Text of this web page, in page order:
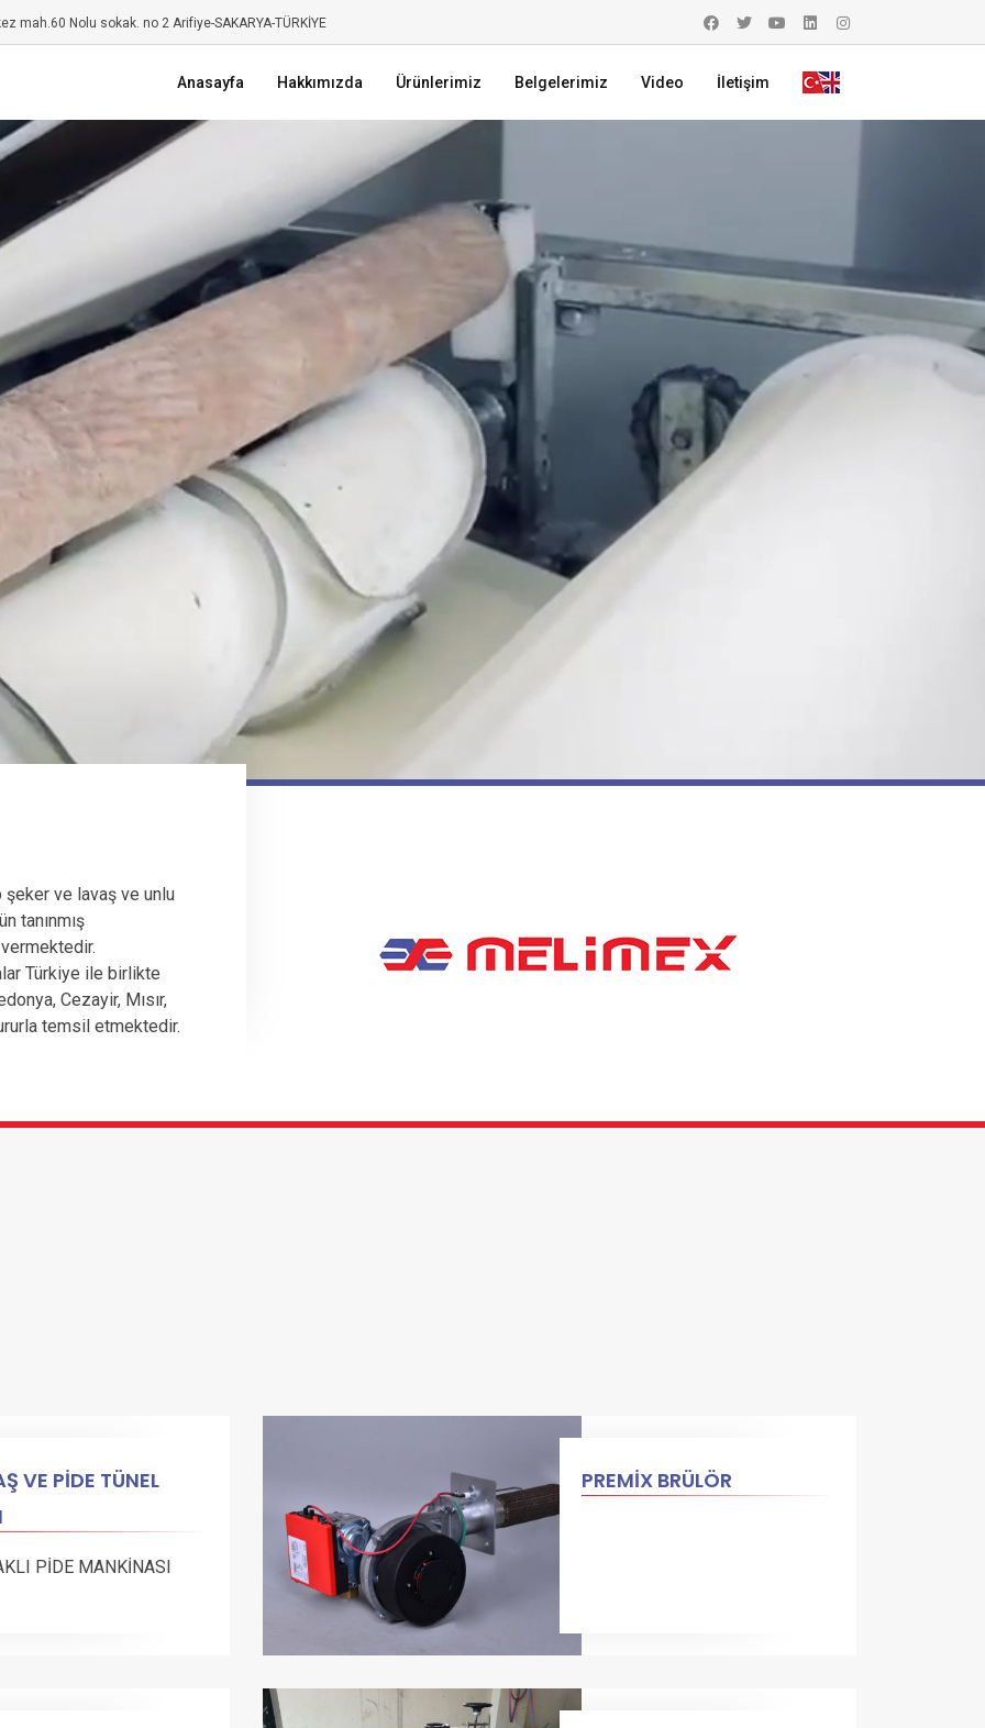
mah.60 Nolu sokak. no 2 Arifiye-SAKARYA-TÜRKİYE
Anasayfa Hakkımızda Ürünlerimiz Belgelerimiz Video İletişim
şeker ve lavaş ve unlu
tanınmış
Türkiye ile birlikte
Cezayir, Mısır,
temsil etmektedir.
VE PİDE TÜNEL
PİDE MANKİNASI
PREMİX BRÜLÖR